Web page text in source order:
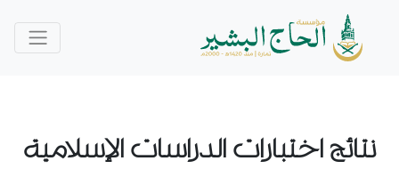
نتائج اختبارات الدراسات الإسلامية